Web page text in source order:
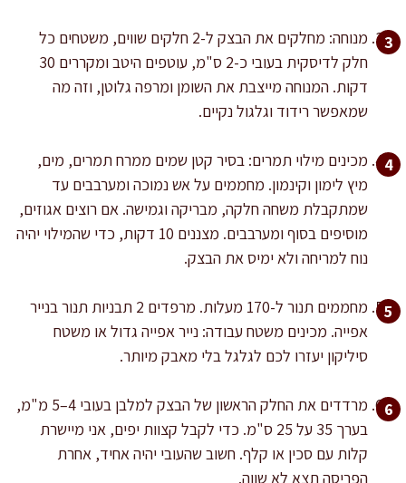
מנוחה: מחלקים את הבצק ל-2 חלקים שווים, משטחים כל
חלק לדיסקית בעובי כ-2 ס"מ, עוטפים היטב ומקררים 30
דקות. המנוחה מייצבת את השומן ומרפה גלוטן, וזה מה
שמאפשר רידוד וגלגול נקיים.
מכינים מילוי תמרים: בסיר קטן שמים ממרח תמרים, מים,
מיץ לימון וקינמון. מחממים על אש נמוכה ומערבבים עד
שמתקבלת משחה חלקה, מבריקה וגמישה. אם רוצים אגוזים,
מוסיפים בסוף ומערבבים. מצננים 10 דקות, כדי שהמילוי יהיה
נוח למריחה ולא ימיס את הבצק.
מחממים תנור ל-170 מעלות. מרפדים 2 תבניות תנור בנייר
אפייה. מכינים משטח עבודה: נייר אפייה גדול או משטח
סיליקון יעזרו לכם לגלגל בלי מאבק מיותר.
מרדדים את החלק הראשון של הבצק למלבן בעובי 4–5 מ"מ,
בערך 35 על 25 ס"מ. כדי לקבל קצוות יפים, אני מיישרת
קלות עם סכין או קלף. חשוב שהעובי יהיה אחיד, אחרת
הפריסה תצא לא שווה.